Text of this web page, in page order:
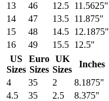
13
46 12.5 11.5625"
14
47 13.5 11.875"
15
48 14.5 12.1875"
16
49 15.5 12.5"
US
Sizes
Euro
Sizes
UK
Sizes
Inches
4
35 2 8.1875"
4.5
35 2.5 8.375"